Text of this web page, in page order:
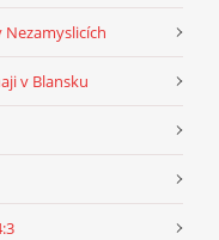
v Blansku